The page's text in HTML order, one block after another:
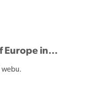
Europe in…
webu.